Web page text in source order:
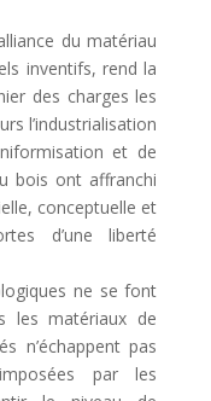
du matériau
inventifs, rend la
des charges les
l’industrialisation
et de
bois ont affranchi
conceptuelle et
d’une liberté
ne se font
les matériaux de
n’échappent pas
par les